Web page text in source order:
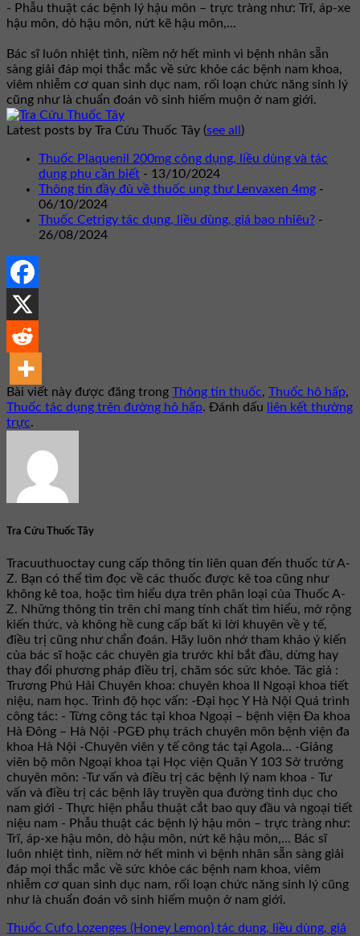
- Phẫu thuật các bệnh lý hậu môn – trực tràng như: Trĩ, áp-xe
hậu môn, dò hậu môn, nứt kẽ hậu môn,...
Bác sĩ luôn nhiệt tình, niềm nở hết mình vì bệnh nhân sẵn
sàng giải đáp mọi thắc mắc về sức khỏe các bệnh nam khoa,
viêm nhiễm cơ quan sinh dục nam, rối loạn chức năng sinh lý
cũng như là chuẩn đoán vô sinh hiếm muộn ở nam giới.
Latest posts by Tra Cứu Thuốc Tây (see all )
Thuốc Plaquenil 200mg công dụng, liều dùng và tác
dụng phụ cần biết - 13/10/2024
Thông tin đầy đủ về thuốc ung thư Lenvaxen 4mg -
06/10/2024
Thuốc Cetrigy tác dụng, liều dùng, giá bao nhiêu? -
26/08/2024
Bài viết này được đăng trong Thông tin thuốc, Thuốc hô hấp,
Thuốc tác dụng trên đường hô hấp. Đánh dấu
liên kết thường
trực.
Tra Cứu Thuốc Tây
Tracuuthuoctay cung cấp thông tin liên quan đến thuốc từ A-
Z. Bạn có thể tìm đọc về các thuốc được kê toa cũng như
không kê toa, hoặc tìm hiểu dựa trên phân loại của Thuốc A-
Z. Những thông tin trên chỉ mang tính chất tìm hiểu, mở rộng
kiến thức, và không hề cung cấp bất kì lời khuyên về y tế,
điều trị cũng như chẩn đoán. Hãy luôn nhớ tham khảo ý kiến
của bác sĩ hoặc các chuyên gia trước khi bắt đầu, dừng hay
thay đổi phương pháp điều trị, chăm sóc sức khỏe. Tác giả :
Trương Phú Hải Chuyên khoa: chuyên khoa II Ngoại khoa tiết
niệu, nam học. Trình độ học vấn: -Đại học Y Hà Nội Quá trình
công tác: - Từng công tác tại khoa Ngoại – bệnh viện Đa khoa
Hà Đông – Hà Nội -PGĐ phụ trách chuyên môn bệnh viện đa
khoa Hà Nội -Chuyên viên y tế công tác tại Agola... -Giảng
viên bộ môn Ngoại khoa tại Học viện Quân Y 103 Sở trưởng
chuyên môn: -Tư vấn và điều trị các bệnh lý nam khoa - Tư
vấn và điều trị các bệnh lây truyền qua đường tình dục cho
nam giới - Thực hiện phẫu thuật cắt bao quy đầu và ngoại tiết
niệu nam - Phẫu thuật các bệnh lý hậu môn – trực tràng như:
Trĩ, áp-xe hậu môn, dò hậu môn, nứt kẽ hậu môn,... Bác sĩ
luôn nhiệt tình, niềm nở hết mình vì bệnh nhân sẵn sàng giải
đáp mọi thắc mắc về sức khỏe các bệnh nam khoa, viêm
nhiễm cơ quan sinh dục nam, rối loạn chức năng sinh lý cũng
như là chuẩn đoán vô sinh hiếm muộn ở nam giới.
Thuốc Cufo Lozenges (Honey Lemon) tác dụng, liều dùng, giá